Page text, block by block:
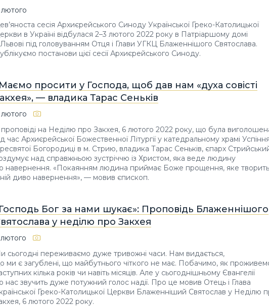
сесія Архиєрейського Синоду Української Греко-Католицької
в Україні відбулася 2–3 лютого 2022 року в Патріаршому домі
під головуванням Отця і Глави УГКЦ Блаженнішого Святослава.
постанови цієї сесії Архиєрейського Синоду.
просити у Господа, щоб дав нам «духа совісті
— владика Тарас Сеньків
на Неділю про Закхея, 6 лютого 2022 року, що була
час Архиєрейської Божественної Літургії у катедральному храмі
Богородиці в м. Стрию, владика Тарас Сеньків, єпарх
над справжньою зустріччю із Христом, яка веде людину
навернення. «Покаянням людина приймає Боже прощення, яке творить
диво навернення», — мовив єпископ.
Бог за нами шукає»: Проповідь Блаженнішого
у неділю про Закхея
сьогодні переживаємо дуже тривожні часи. Нам видається,
ми є загублені, що майбутнього чіткого не має. Побачимо, як
кілька років чи навіть місяців. Але у сьогоднішньому Євангелії
нас звучить дуже потужний голос надії. Про це мовив Отець і Глава
Греко-Католицької Церкви Блаженніший Святослав у Неділю
6 лютого 2022 року.